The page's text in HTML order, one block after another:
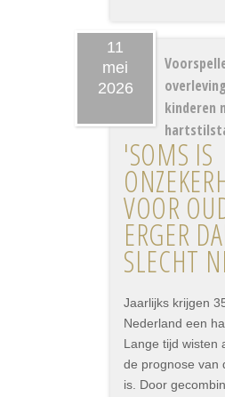
11
mei
2026
kinderen
'SOMS IS
VOOR
ERGER
SLECHT
Jaarlijks krijgen
Nederland een
Lange tijd wisten
de prognose van
is. Door